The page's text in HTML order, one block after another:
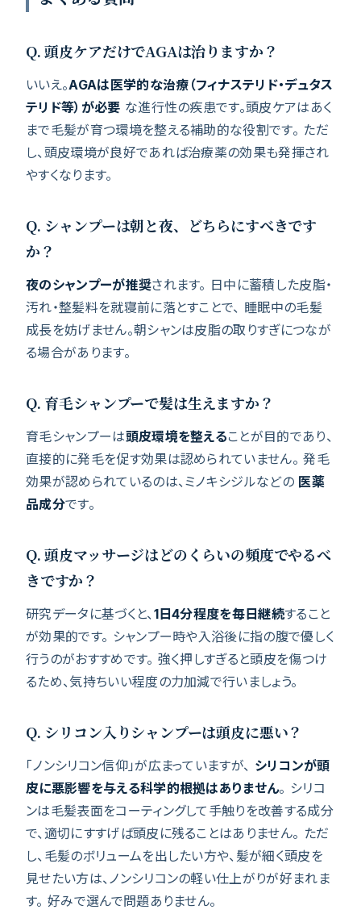
Q. 頭皮ケアだけでAGAは治りますか？
いいえ。AGAは医学的な治療（フィナステリド・デュタス
テリド等）が必要 な進行性の疾患です。頭皮ケアはあく
まで毛髪が育つ環境を整える補助的な役割です。 ただ
し、頭皮環境が良好であれば治療薬の効果も発揮され
やすくなります。
Q. シャンプーは朝と夜、どちらにすべきです
か？
夜のシャンプーが推奨されます。 日中に蓄積した皮脂・
汚れ・整髪料を就寝前に落とすことで、 睡眠中の毛髪
成長を妨げません。朝シャンは皮脂の取りすぎにつなが
る場合があります。
Q. 育毛シャンプーで髪は生えますか？
育毛シャンプーは頭皮環境を整えることが目的であり、
直接的に発毛を促す効果は認められていません。 発毛
効果が認められているのは、ミノキシジルなどの 医薬
品成分です。
Q. 頭皮マッサージはどのくらいの頻度でやるべ
きですか？
研究データに基づくと、1日4分程度を毎日継続すること
が効果的です。 シャンプー時や入浴後に指の腹で優しく
行うのがおすすめです。 強く押しすぎると頭皮を傷つけ
るため、気持ちいい程度の力加減で行いましょう。
Q. シリコン入りシャンプーは頭皮に悪い？
「ノンシリコン信仰」が広まっていますが、 シリコンが頭
皮に悪影響を与える科学的根拠はありません。 シリコ
ンは毛髪表面をコーティングして手触りを改善する成分
で、適切にすすげば頭皮に残ることはありません。 ただ
し、毛髪のボリュームを出したい方や、髪が細く頭皮を
見せたい方は、ノンシリコンの軽い仕上がりが好まれま
す。 好みで選んで問題ありません。